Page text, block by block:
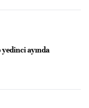
ayında